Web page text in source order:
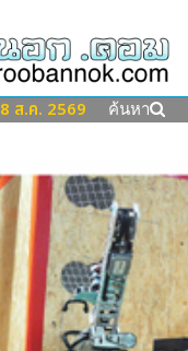
8 ส.ค. 2569 ค้นหา